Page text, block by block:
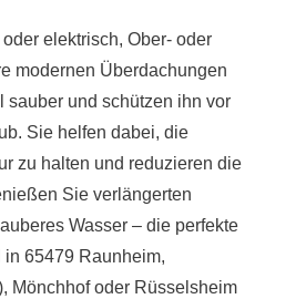
elektrisch, Ober- oder
modernen Überdachungen
sauber und schützen ihn vor
Sie helfen dabei, die
zu halten und reduzieren die
Sie verlängerten
Wasser – die perfekte
65479 Raunheim,
Mönchhof oder Rüsselsheim